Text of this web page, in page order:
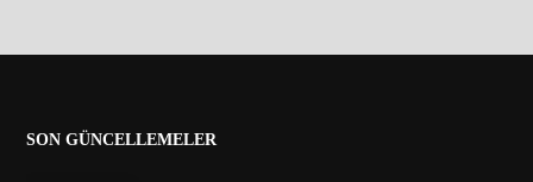
SON GÜNCELLEMELER